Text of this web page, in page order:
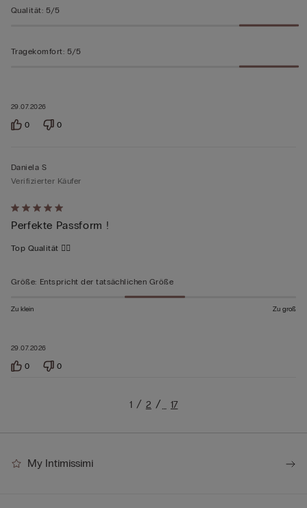
29.07.2026
Qualität: 5/5
Tragekomfort: 5/5
0 0
Mit
5
von
bewertet
29.07.2026
Daniela S
Verifizierter Käufer
Perfekte Passform !
Top Qualität 👍🏻
Größe: Entspricht der tatsächlichen Größe
Zu klein Zu groß
0 0
1 2 … 17
My Intimissimi